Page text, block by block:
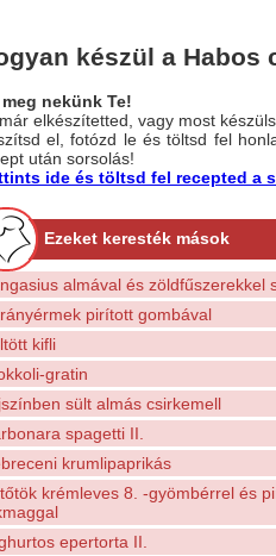
készül a
nekünk Te!
elkészítetted, vagy most
el, fotózd le és töltsd fel
után sorsolás!
ide és töltsd fel recepted a
Ezeket keresték mások
almával és zöldfűszerekkel
pirított gombával
kifli
gratin
sült almás csirkemell
spagetti II.
krumlipaprikás
krémleves 8. -gyömbérrel és
epertorta II.